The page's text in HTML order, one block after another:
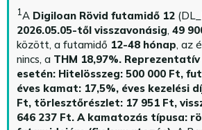
1A Digiloan Rövid futamidő 12
2026.05.05-től visszavonásig, 49
között, a futamidő 12-48 hónap, az
nincs, a THM 18,97%. Reprezentatív
esetén: Hitelösszeg: 500 000 Ft,
éves kamat: 17,5%, éves kezelési
Ft, törlesztőrészlet: 17 951 Ft,
646 237 Ft. A kamatozás típusa: